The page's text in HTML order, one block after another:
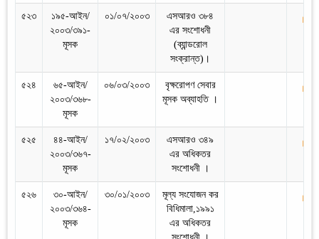
৫২৩
১৯৫-আইন/
২০০৩/৩৯১-
মূসক
০১/০৭/২০০৩
এসআরও ৩৮৪
এর সংশোধনী
(ব্যান্ডরোল
সংক্রান্ত)।
৫২৪
৬৫-আইন/
২০০৩/৩৬৮-
মূসক
০৬/০৩/২০০৩
বৃক্ষরোপণ সেবার
মূসক অব্যাহতি ।
৫২৫
৪৪-আইন/
২০০৩/৩৬৭-
মূসক
১৭/০২/২০০৩
এসআরও ৩৪৯
এর অধিকতর
সংশোধনী ।
৫২৬
৩০-আইন/
২০০৩/৩৬৪-
মূসক
৩০/০১/২০০৩
মূল্য সংযোজন কর
বিধিমালা,১৯৯১
এর অধিকতর